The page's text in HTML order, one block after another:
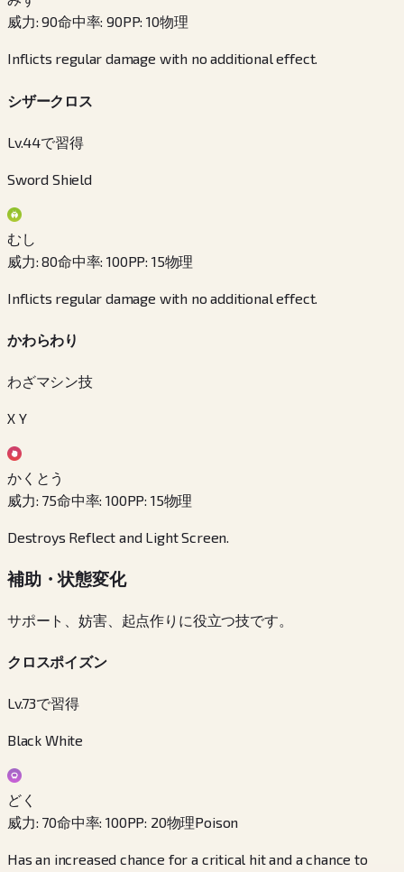
威力:90命中率:90PP:10物理
Inflicts regular damage with no additional effect.
シザークロス
Lv.44で習得
Sword Shield
むし
威力:80命中率:100PP: 15物理
Inflicts regular damage with no additional effect.
かわらわり
わざマシン技
X Y
かくとう
威力: 75命中率:100PP: 15物理
Destroys Reflect and Light Screen.
補助・状態変化
サポート、妨害、起点作りに役立つ技です。
クロスポイズン
Lv.73で習得
Black White
どく
威力: 70命中率:100PP: 20物理Poison
Has an increased chance for a critical hit and a chance to